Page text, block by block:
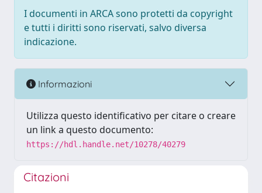
I documenti in ARCA sono protetti da copyright
e tutti i diritti sono riservati, salvo diversa
indicazione.
Informazioni
Utilizza questo identificativo per citare o creare
un link a questo documento:
https://hdl.handle.net/10278/40279
Citazioni